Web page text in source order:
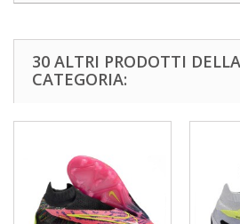
30 ALTRI PRODOTTI
CATEGORIA: